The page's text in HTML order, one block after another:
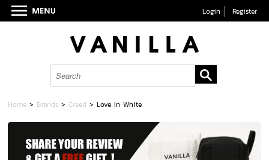
Login Register
Home > Brands > Creed >Love In White